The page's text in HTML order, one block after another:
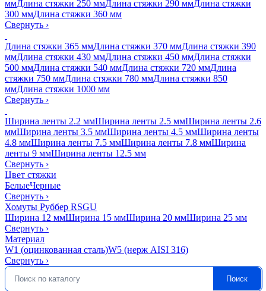
ммДлина стяжки 250 ммДлина стяжки 290 ммДлина стяжки
300 ммДлина стяжки 360 мм
Свернуть ›
Длина стяжки 365 ммДлина стяжки 370 ммДлина стяжки 390
ммДлина стяжки 430 ммДлина стяжки 450 ммДлина стяжки
500 ммДлина стяжки 540 ммДлина стяжки 720 ммДлина
стяжки 750 ммДлина стяжки 780 ммДлина стяжки 850
ммДлина стяжки 1000 мм
Свернуть ›
Ширина ленты 2.2 ммШирина ленты 2.5 ммШирина ленты 2.6
ммШирина ленты 3.5 ммШирина ленты 4.5 ммШирина ленты
4.8 ммШирина ленты 7.5 ммШирина ленты 7.8 ммШирина
ленты 9 ммШирина ленты 12.5 мм
Свернуть ›
Цвет стяжки
БелыеЧерные
Свернуть ›
Хомуты Руббер RSGU
Ширина 12 ммШирина 15 ммШирина 20 ммШирина 25 мм
Свернуть ›
Материал
W1 (оцинкованная сталь)W5 (нерж AISI 316)
Свернуть ›
Искать: Поиск